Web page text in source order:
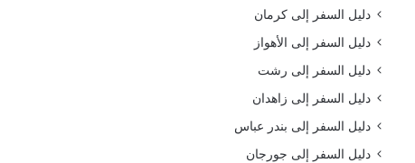
دليل السفر إلى كرمان
دليل السفر إلى الأهواز
دليل السفر إلى رشت
دليل السفر إلى زاهدان
دليل السفر إلى بندر عباس
دليل السفر إلى جورجان